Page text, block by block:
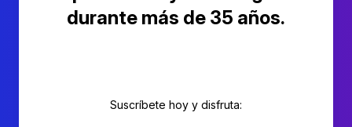
durante más de 35 años.
Suscríbete hoy y disfruta: